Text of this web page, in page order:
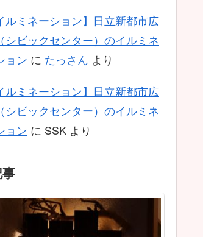
ルミネーション】日立新都市広
シビックセンター）のイルミネ
ョン に たっさん より
ルミネーション】日立新都市広
シビックセンター）のイルミネ
ョン に SSK より